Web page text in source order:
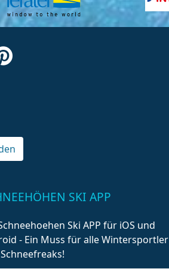
SKI APP
Ski APP für iOS und
- Ein Muss für alle Wintersportler